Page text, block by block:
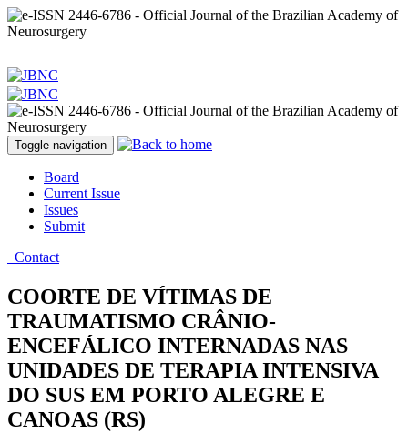
Toggle navigation
Board
Current Issue
Issues
Submit
Contact
COORTE DE VÍTIMAS DE
TRAUMATISMO CRÂNIO-
ENCEFÁLICO INTERNADAS NAS
UNIDADES DE TERAPIA INTENSIVA
DO SUS EM PORTO ALEGRE E
CANOAS (RS)